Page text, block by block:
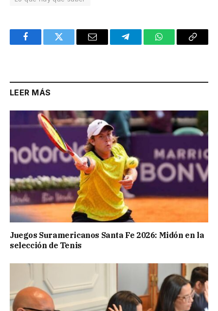
FacebookTwitter Email TelegramWhatsAppCopy
LEER MÁS
Juegos Suramericanos Santa Fe 2026: Midón en la
selección de Tenis